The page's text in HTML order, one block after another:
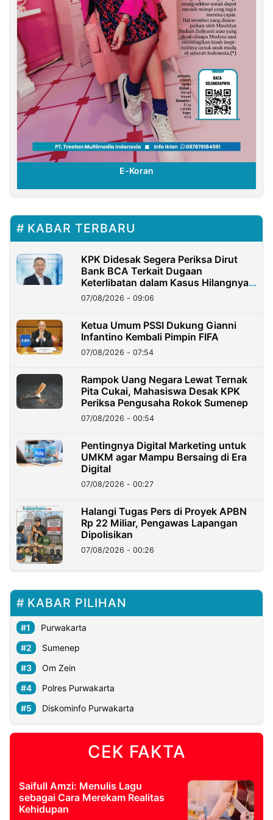
E-Koran
KABAR TERBARU
KPK Didesak Segera Periksa Dirut
Bank BCA Terkait Dugaan
Keterlibatan dalam Kasus Hilangnya
Dana Nasabah Rp2,58 Miliar
07/08/2026 - 09:06
Ketua Umum PSSI Dukung Gianni
Infantino Kembali Pimpin FIFA
07/08/2026 - 07:54
Rampok Uang Negara Lewat Ternak
Pita Cukai, Mahasiswa Desak KPK
Periksa Pengusaha Rokok Sumenep
07/08/2026 - 00:54
Pentingnya Digital Marketing untuk
UMKM agar Mampu Bersaing di Era
Digital
07/08/2026 - 00:27
Halangi Tugas Pers di Proyek APBN
Rp 22 Miliar, Pengawas Lapangan
Dipolisikan
07/08/2026 - 00:26
KABAR PILIHAN
Purwakarta
Sumenep
Om Zein
Polres Purwakarta
Diskominfo Purwakarta
CEK FAKTA
Saifull Amzi: Menulis Lagu
sebagai Cara Merekam Realitas
Kehidupan